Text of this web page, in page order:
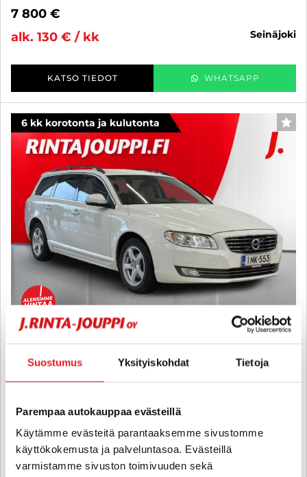
Suostumus Yksityiskohdat Tietoja
Parempaa autokauppaa evästeillä
Käytämme evästeitä parantaaksemme sivustomme
käyttökokemusta ja palveluntasoa. Evästeillä
varmistamme sivuston toimivuuden sekä
7 800 €
alk. 130 € / kk
seinäjoki
KATSO TIEDOT WHATSAPP
6 kk korotonta ja kulutonta
D4 Momentum aut - 6 kk korotonta ja kulutonta maksuaikaa! -
Suomiauto, Webasto, Vetokoukku, Nahkasisusta, Vakionopeuden
2014 , Automaatti, Diesel, 284 000 km
11 890 €11 300 €
alk. 140 € / kk